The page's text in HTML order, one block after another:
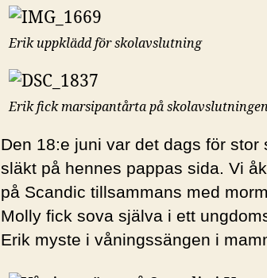
Erik uppklädd för skolavslutning
Erik fick marsipantårta på skolavslutningen
Den 18:e juni var det dags för
släkt på hennes pappas sida. Vi
på Scandic tillsammans med
Molly fick sova själva i ett
Erik myste i våningssängen i